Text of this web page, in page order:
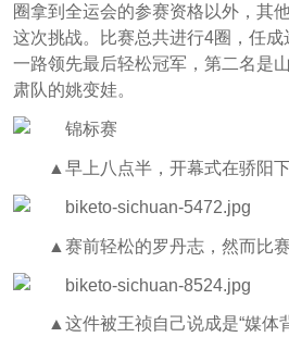
圈拿到全运会的参赛资格以外，其
这次挑战。比赛总共进行4圈，任
一路领先最后轻松冠军，第二名是
肃队的姚变娃。
▲ 早上八点半，开幕式在骄阳
▲ 赛前轻松的罗丹志，然而比
▲这件被王祯自己说成是“媒体